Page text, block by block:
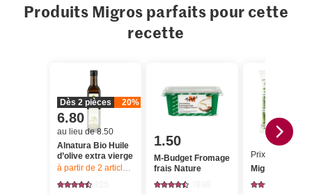
Produits Migros parfaits pour cette
recette
Dès 2 pièces 20%
6.80
au lieu de 8.50
Alnatura Bio Huile
d’olive extra vierge
à partir de 2 articles, Offre valable du 6.8 au 12.8.2026, jusqu’à
1.50
M-Budget Fromage
frais Nature
Prix du jour
Migros